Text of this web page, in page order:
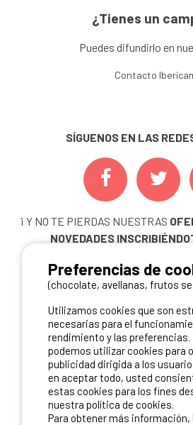
¿Tienes un
Puedes difundirlo en
Contacto
SÍGUENOS EN LAS
¡ Y NO TE PIERDAS NUESTRAS
NOVEDADES
ME INSCRIBO
NUESTROS
Preferencias de
(chocolate, avellanas, frutos
Utilizamos cookies que son
necesarias para el
rendimiento y las preferencias.
podemos utilizar cookies para
publicidad dirigida a los
en aceptar todo, usted
estas cookies para los fines
nuestra política de cookies.
Para obtener más información,